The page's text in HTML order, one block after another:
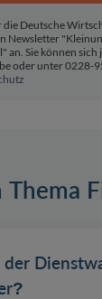
die Deutsche
Newsletter
an. Sie können
oder unter 0228-
Thema
der